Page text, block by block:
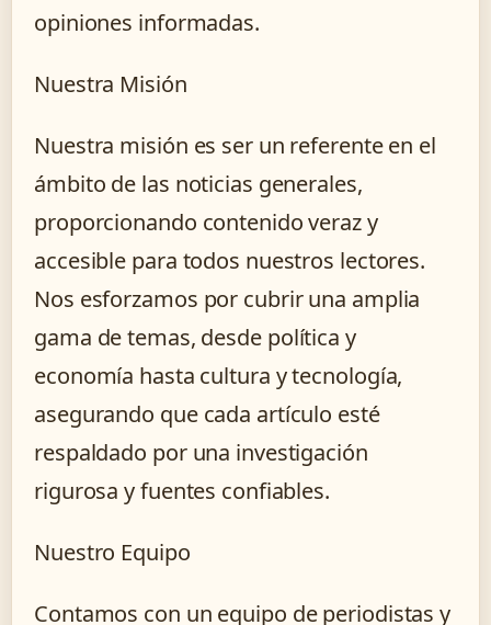
opiniones informadas.
Nuestra Misión
Nuestra misión es ser un referente en el
ámbito de las noticias generales,
proporcionando contenido veraz y
accesible para todos nuestros lectores.
Nos esforzamos por cubrir una amplia
gama de temas, desde política y
economía hasta cultura y tecnología,
asegurando que cada artículo esté
respaldado por una investigación
rigurosa y fuentes confiables.
Nuestro Equipo
Contamos con un equipo de periodistas y